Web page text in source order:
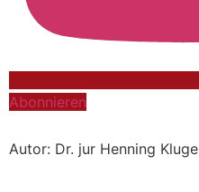
Abonnieren
Autor: Dr. jur Henning Kluge